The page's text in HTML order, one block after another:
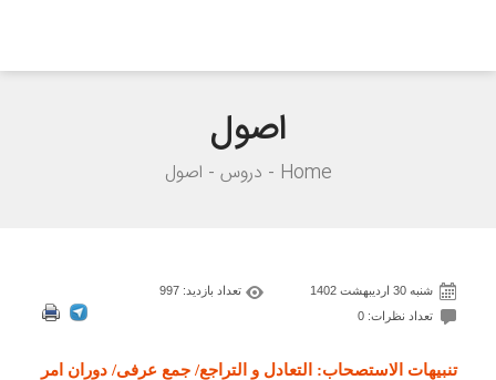
اصول
Home دروس اصول
شنبه 30 اردیبهشت 1402
تعداد بازدید: 997
تعداد نظرات: 0
تنبیهات الاستصحاب: التعادل و التراجع/ جمع عرفی/ دوران امر